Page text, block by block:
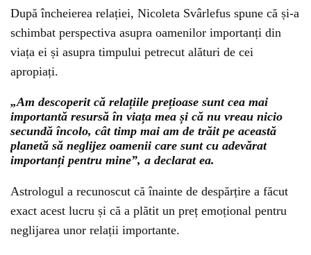
După încheierea relației, Nicoleta Svârlefus spune că și-a
schimbat perspectiva asupra oamenilor importanți din
viața ei și asupra timpului petrecut alături de cei
apropiați.
„Am descoperit că relațiile prețioase sunt cea mai
importantă resursă în viața mea și că nu vreau nicio
secundă încolo, cât timp mai am de trăit pe această
planetă să neglijez oamenii care sunt cu adevărat
importanți pentru mine”, a declarat ea.
Astrologul a recunoscut că înainte de despărțire a făcut
exact acest lucru și că a plătit un preț emoțional pentru
neglijarea unor relații importante.